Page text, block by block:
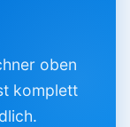
oben
komplett